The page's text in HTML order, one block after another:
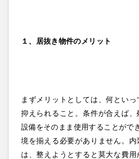
１、居抜き物件のメリット
まずメリットとしては、何とい
抑えられること。条件が合えば
設備をそのまま使用することがで
境を揃える必要がありません。
は、整えようとすると莫大な費